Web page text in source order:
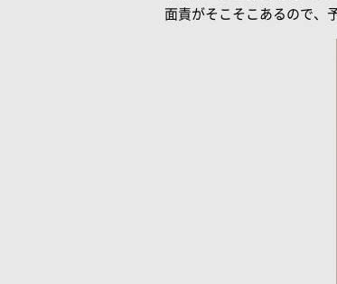
面責がそこそこあるので、